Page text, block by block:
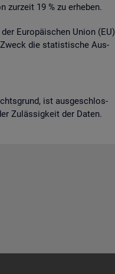
zur­zeit 19 % zu er­he­ben.
Eu­ro­päi­schen Union (EU)
Zweck die sta­tis­ti­sche Aus­
ist aus­ge­schlos­
Zu­läs­sig­keit der Daten.